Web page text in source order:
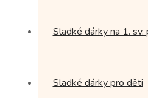
Sladké dárky na 1.
Sladké dárky pro děti